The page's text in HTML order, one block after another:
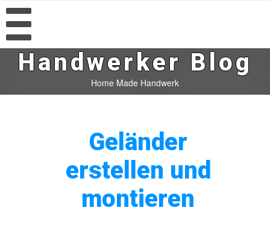
Handwerker Blog
Home Made Handwerk
Geländer
erstellen und
montieren